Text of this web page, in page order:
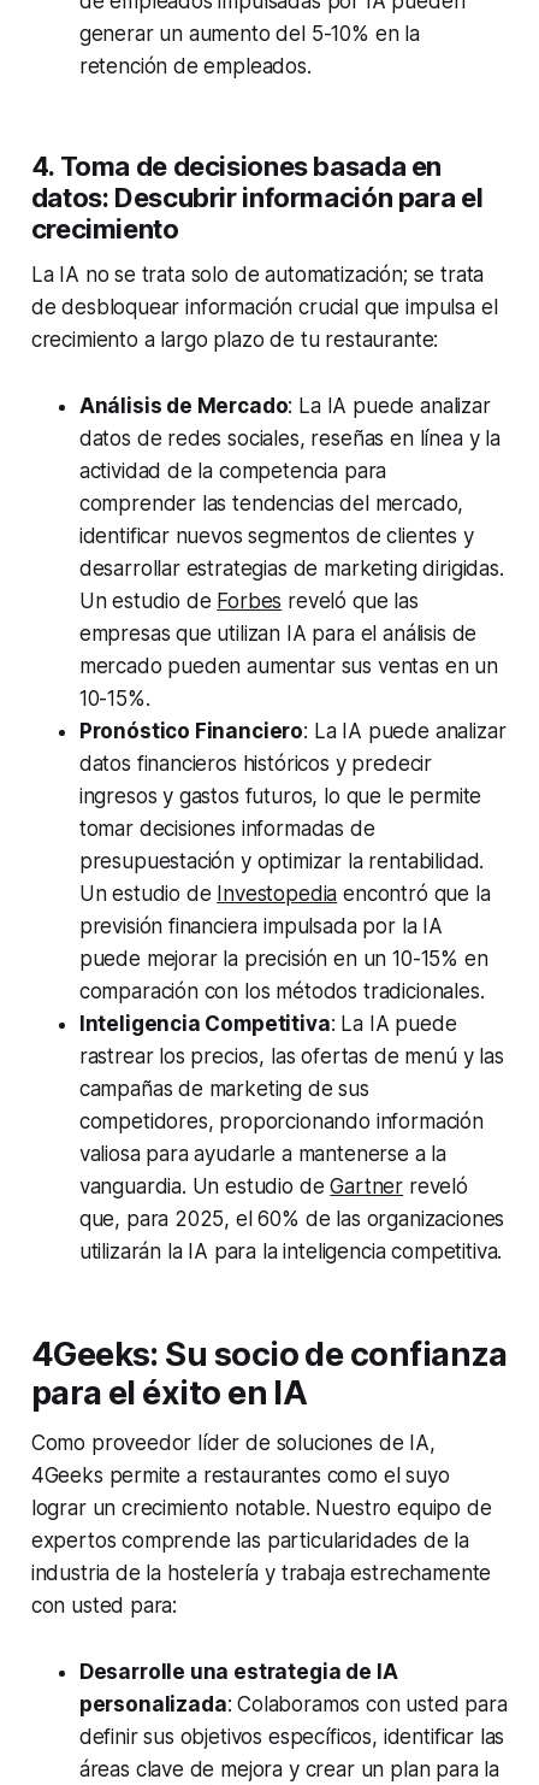
generar un aumento del 5-10% en la
retención de empleados.
4. Toma de decisiones basada en
datos: Descubrir información para el
crecimiento
La IA no se trata solo de automatización; se trata
de desbloquear información crucial que impulsa el
crecimiento a largo plazo de tu restaurante:
Análisis de Mercado: La IA puede analizar
datos de redes sociales, reseñas en línea y la
actividad de la competencia para
comprender las tendencias del mercado,
identificar nuevos segmentos de clientes y
desarrollar estrategias de marketing dirigidas.
Un estudio de Forbes reveló que las
empresas que utilizan IA para el análisis de
mercado pueden aumentar sus ventas en un
10-15%.
Pronóstico Financiero: La IA puede analizar
datos financieros históricos y predecir
ingresos y gastos futuros, lo que le permite
tomar decisiones informadas de
presupuestación y optimizar la rentabilidad.
Un estudio de Investopedia encontró que la
previsión financiera impulsada por la IA
puede mejorar la precisión en un 10-15% en
comparación con los métodos tradicionales.
Inteligencia Competitiva: La IA puede
rastrear los precios, las ofertas de menú y las
campañas de marketing de sus
competidores, proporcionando información
valiosa para ayudarle a mantenerse a la
vanguardia. Un estudio deGartner reveló
que, para 2025, el 60% de las organizaciones
utilizarán la IA para la inteligencia competitiva.
4Geeks: Su socio de confianza
para el éxito en IA
Como proveedor líder de soluciones de IA,
4Geeks permite a restaurantes como el suyo
lograr un crecimiento notable. Nuestro equipo de
expertos comprende las particularidades de la
industria de la hostelería y trabaja estrechamente
con usted para:
Desarrolle una estrategia de IA
personalizada: Colaboramos con usted para
definir sus objetivos específicos, identificar las
áreas clave de mejora y crear un plan para la